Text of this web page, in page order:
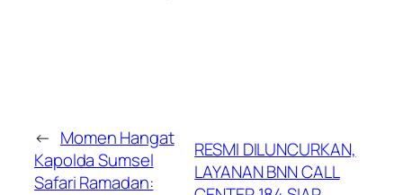
← Momen Hangat
Kapolda Sumsel
Safari Ramadan:
RESMI DILUNCURKAN,
LAYANAN BNN CALL